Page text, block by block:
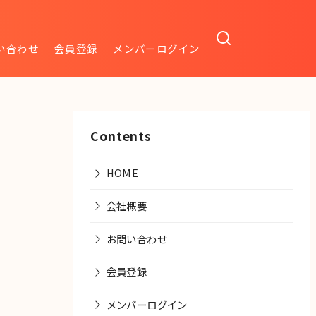
合わせ 会員登録 メンバーログイン
Contents
HOME
会社概要
お問い合わせ
会員登録
メンバーログイン